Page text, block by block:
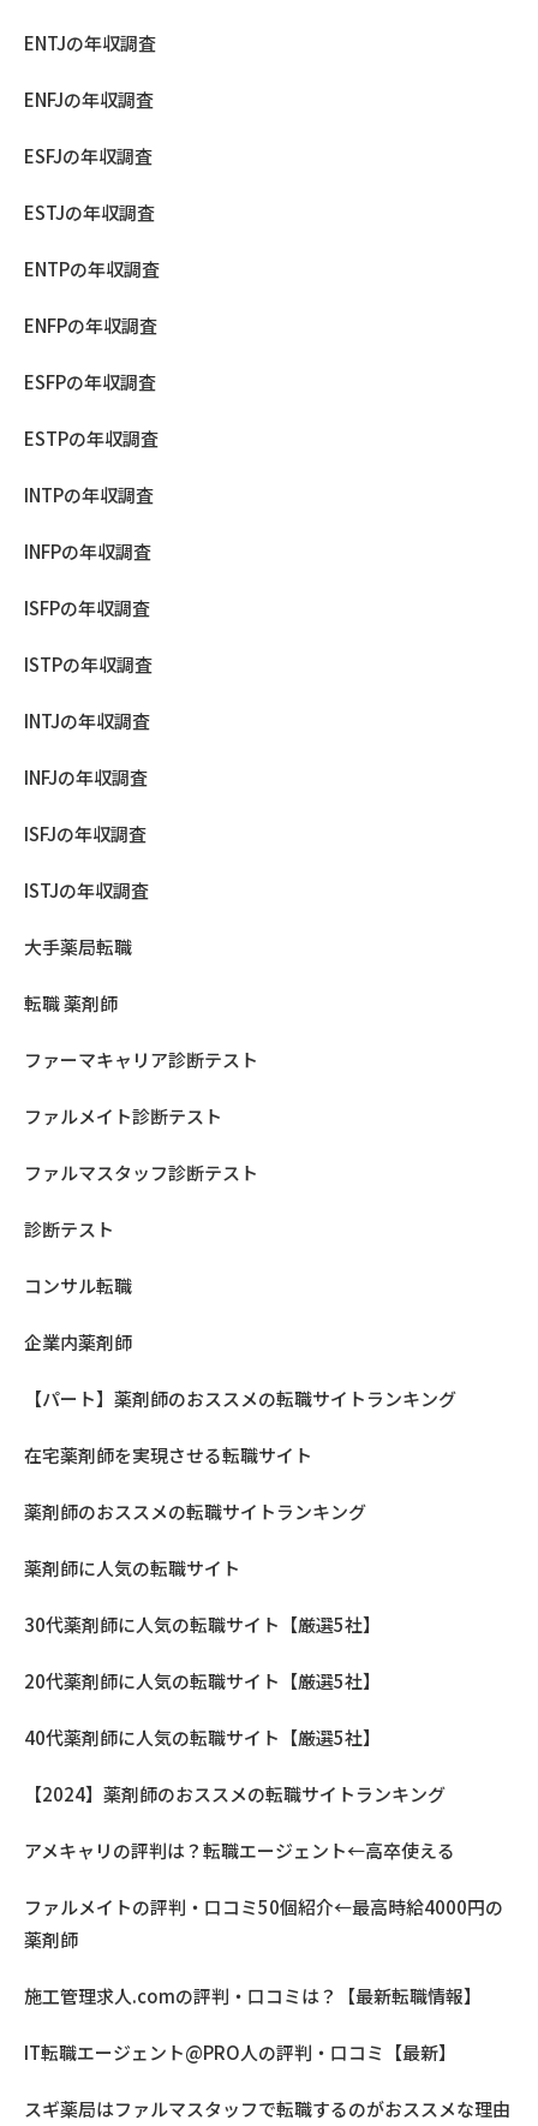
ENTJの年収調査
ENFJの年収調査
ESFJの年収調査
ESTJの年収調査
ENTPの年収調査
ENFPの年収調査
ESFPの年収調査
ESTPの年収調査
INTPの年収調査
INFPの年収調査
ISFPの年収調査
ISTPの年収調査
INTJの年収調査
INFJの年収調査
ISFJの年収調査
ISTJの年収調査
大手薬局転職
転職 薬剤師
ファーマキャリア診断テスト
ファルメイト診断テスト
ファルマスタッフ診断テスト
診断テスト
コンサル転職
企業内薬剤師
【パート】薬剤師のおススメの転職サイトランキング
在宅薬剤師を実現させる転職サイト
薬剤師のおススメの転職サイトランキング
薬剤師に人気の転職サイト
30代薬剤師に人気の転職サイト【厳選5社】
20代薬剤師に人気の転職サイト【厳選5社】
40代薬剤師に人気の転職サイト【厳選5社】
【2024】薬剤師のおススメの転職サイトランキング
アメキャリの評判は？転職エージェント←高卒使える
ファルメイトの評判・口コミ50個紹介←最高時給4000円の
薬剤師
施工管理求人.comの評判・口コミは？【最新転職情報】
IT転職エージェント@PRO人の評判・口コミ【最新】
スギ薬局はファルマスタッフで転職するのがおススメな理由